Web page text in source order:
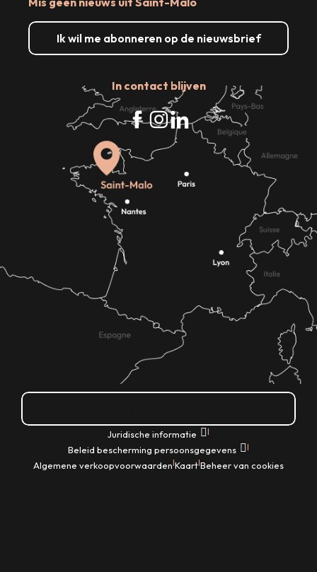
Ik wil me abonneren op de nieuwsbrief
In contact blijven
Juridische informatie |
Beleid bescherming persoonsgegevens |
Algemene verkoopvoorwaarden|Kaart|Beheer van cookies